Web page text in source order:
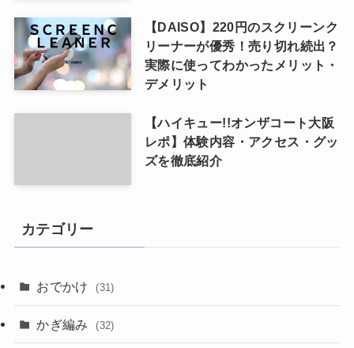
【DAISO】220円のスクリーンク
リーナーが優秀！売り切れ続出？
実際に使ってわかったメリット・
デメリット
【ハイキュー!!オンザコート大阪
レポ】体験内容・アクセス・グッ
ズを徹底紹介
カテゴリー
おでかけ (31)
かぎ編み (32)